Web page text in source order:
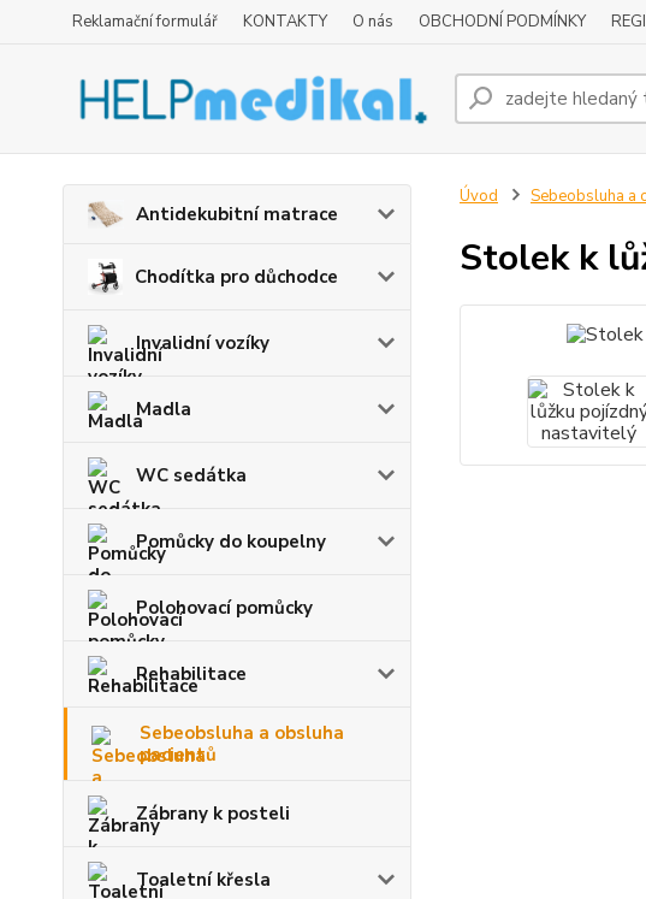
Reklamační formulář KONTAKTY O nás OBCHODNÍ PODMÍNKY
Antidekubitní matrace
Chodítka pro důchodce
Invalidní vozíky
Madla
WC sedátka
Pomůcky do koupelny
Polohovací pomůcky
Rehabilitace
Sebeobsluha a obsluha
pacientů
Zábrany k posteli
Toaletní křesla
Úvod Sebeobsluha a
Stolek k